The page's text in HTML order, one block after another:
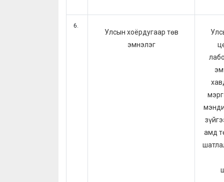
Улсын хоёрдугаар төв
эмнэлэг
амд